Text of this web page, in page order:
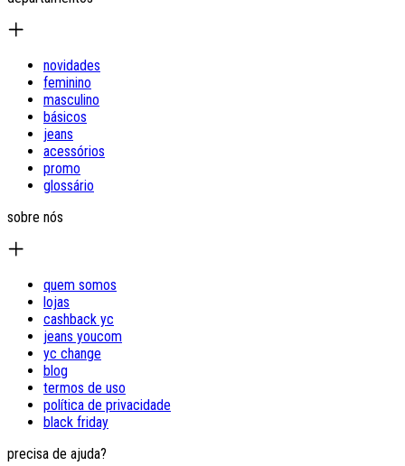
novidades
feminino
masculino
básicos
jeans
acessórios
promo
glossário
sobre nós
quem somos
lojas
cashback yc
jeans youcom
yc change
blog
termos de uso
política de privacidade
black friday
precisa de ajuda?